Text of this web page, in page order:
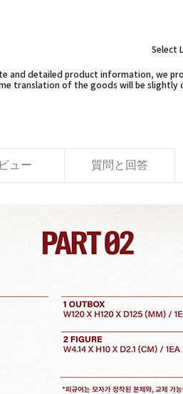
Select
and detailed product information, we
translation of the goods will be
ュー 質問と回答